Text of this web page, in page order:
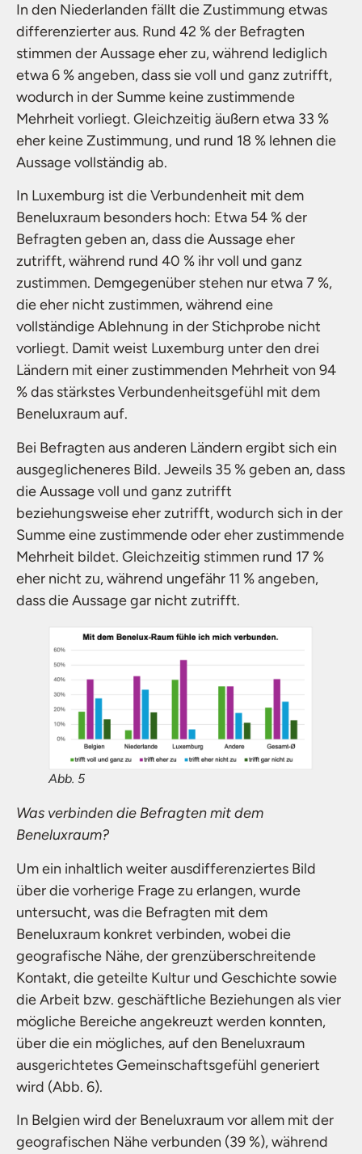
In den Niederlanden fällt die Zustimmung etwas
differenzierter aus. Rund 42 % der Befragten
stimmen der Aussage eher zu, während lediglich
etwa 6 % angeben, dass sie voll und ganz zutrifft,
wodurch in der Summe keine zustimmende
Mehrheit vorliegt. Gleichzeitig äußern etwa 33 %
eher keine Zustimmung, und rund 18 % lehnen die
Aussage vollständig ab.
In Luxemburg ist die Verbundenheit mit dem
Beneluxraum besonders hoch: Etwa 54 % der
Befragten geben an, dass die Aussage eher
zutrifft, während rund 40 % ihr voll und ganz
zustimmen. Demgegenüber stehen nur etwa 7 %,
die eher nicht zustimmen, während eine
vollständige Ablehnung in der Stichprobe nicht
vorliegt. Damit weist Luxemburg unter den drei
Ländern mit einer zustimmenden Mehrheit von 94
% das stärkstes Verbundenheitsgefühl mit dem
Beneluxraum auf.
Bei Befragten aus anderen Ländern ergibt sich ein
ausgeglicheneres Bild. Jeweils 35 % geben an, dass
die Aussage voll und ganz zutrifft
beziehungsweise eher zutrifft, wodurch sich in der
Summe eine zustimmende oder eher zustimmende
Mehrheit bildet. Gleichzeitig stimmen rund 17 %
eher nicht zu, während ungefähr 11 % angeben,
dass die Aussage gar nicht zutrifft.
Abb. 5
Was verbinden die Befragten mit dem
Beneluxraum?
Um ein inhaltlich weiter ausdifferenziertes Bild
über die vorherige Frage zu erlangen, wurde
untersucht, was die Befragten mit dem
Beneluxraum konkret verbinden, wobei die
geografische Nähe, der grenzüberschreitende
Kontakt, die geteilte Kultur und Geschichte sowie
die Arbeit bzw. geschäftliche Beziehungen als vier
mögliche Bereiche angekreuzt werden konnten,
über die ein mögliches, auf den Beneluxraum
ausgerichtetes Gemeinschaftsgefühl generiert
wird (Abb. 6).
In Belgien wird der Beneluxraum vor allem mit der
geografischen Nähe verbunden (39 %), während